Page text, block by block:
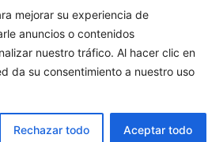
mejorar su experiencia de
anuncios o contenidos
nuestro tráfico. Al hacer clic en
da su consentimiento a nuestro uso
Rechazar todo Aceptar todo
Cristianas
alternativa sobre la Iglesia católica y la
de Redes Cristianas